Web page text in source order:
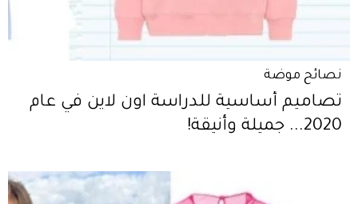
نصائح موضة
تصاميم أساسية للدراسة اون لاين في عام
2020... جميلة وأنيقة!